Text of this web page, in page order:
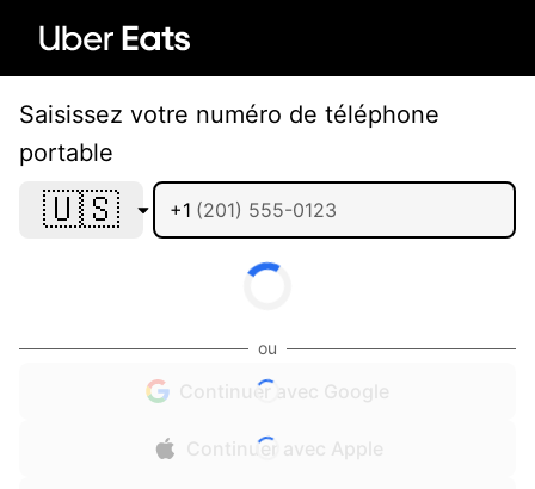
Saisissez votre numéro de téléphone
portable
🇺🇸 +1
ou
Continuer avec Google
Continuer avec Apple